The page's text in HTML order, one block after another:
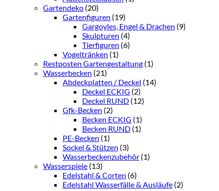
Gartendeko (20)
Gartenfiguren (19)
Gargoyles, Engel & Drachen (9)
Skulpturen (4)
Tierfiguren (6)
Vogeltränken (1)
Restposten Gartengestaltung (1)
Wasserbecken (21)
Abdeckplatten / Deckel (14)
Deckel ECKIG (2)
Deckel RUND (12)
Gfk-Becken (2)
Becken ECKIG (1)
Becken RUND (1)
PE-Becken (1)
Sockel & Stützen (3)
Wasserbeckenzubehör (1)
Wasserspiele (13)
Edelstahl & Corten (6)
Edelstahl Wasserfälle & Ausläufe (2)